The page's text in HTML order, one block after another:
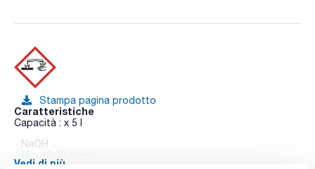
Stampa pagina prodotto
Caratteristiche
Capacità : x 5 l
- NaOH
- CAS [1310-73-2]
Vedi di più